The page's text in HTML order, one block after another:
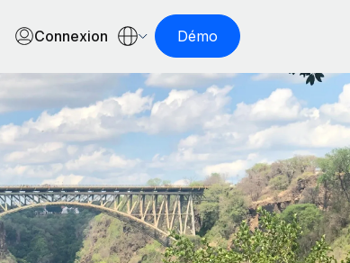
Connexion Démo